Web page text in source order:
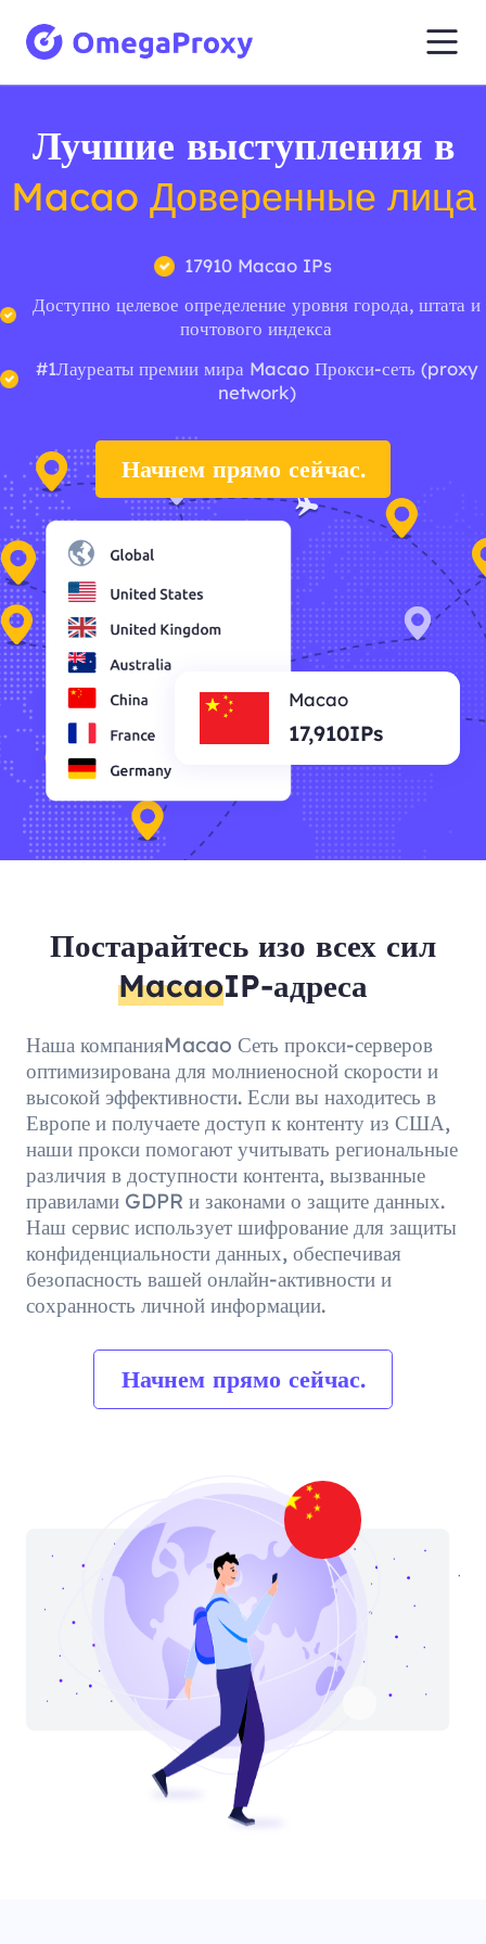
Лучшие выступления в
Macao Доверенные лица
17910 Macao IPs
Доступно целевое определение уровня города, штата и
почтового индекса
#1Лауреаты премии мира Macao Прокси-сеть (proxy
network)
Начнем прямо сейчас.
Macao
17,910IPs
Постарайтесь изо всех сил
MacaoIP-адреса
Наша компанияMacao Сеть прокси-серверов
оптимизирована для молниеносной скорости и
высокой эффективности. Если вы находитесь в
Европе и получаете доступ к контенту из США,
наши прокси помогают учитывать региональные
различия в доступности контента, вызванные
правилами GDPR и законами о защите данных.
Наш сервис использует шифрование для защиты
конфиденциальности данных, обеспечивая
безопасность вашей онлайн-активности и
сохранность личной информации.
Начнем прямо сейчас.